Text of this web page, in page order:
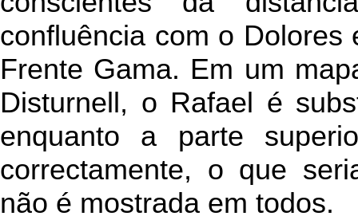
confluência com o
Frente Gama. Em um
Disturnell, o Rafael é
enquanto a parte
correctamente, o que
não é mostrada em todos.